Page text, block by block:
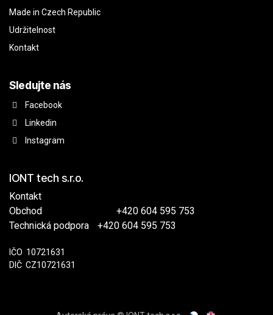
Made in Czech Republic
Udržitelnost
Kontakt
Sledujte nás
Facebook
Linkedin
Instagram
IONT tech s.r.o.
Kontakt
Obchod
+420 604 595 753
Technická podpora
​+420 604 595 753
IČO ​​10721631
DIČ ​CZ10721631